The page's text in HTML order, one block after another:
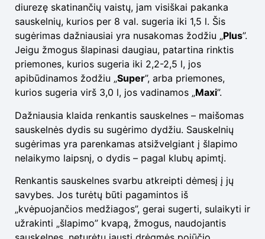
diurezę skatinančių vaistų, jam visiškai pakanka
sauskelnių, kurios per 8 val. sugeria iki 1,5 l. Šis
sugėrimas dažniausiai yra nusakomas žodžiu „Plus”.
Jeigu žmogus šlapinasi daugiau, patartina rinktis
priemones, kurios sugeria iki 2,2-2,5 l, jos
apibūdinamos žodžiu „Super”, arba priemones,
kurios sugeria virš 3,0 l, jos vadinamos „Maxi”.
Dažniausia klaida renkantis sauskelnes – maišomas
sauskelnės dydis su sugėrimo dydžiu. Sauskelnių
sugėrimas yra parenkamas atsižvelgiant į šlapimo
nelaikymo laipsnį, o dydis – pagal klubų apimtį.
Renkantis sauskelnes svarbu atkreipti dėmesį į jų
savybes. Jos turėtų būti pagamintos iš
„kvėpuojančios medžiagos”, gerai sugerti, sulaikyti ir
užrakinti „šlapimo” kvapą, žmogus, naudojantis